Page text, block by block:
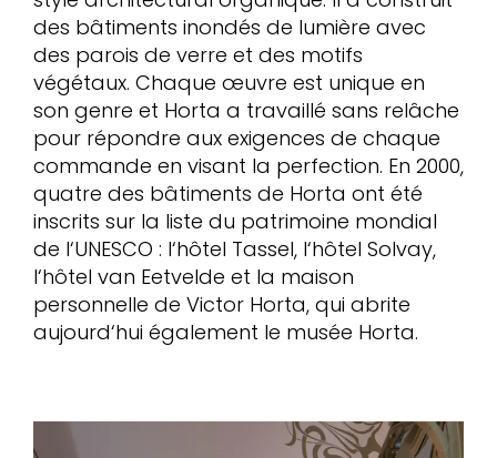
des bâtiments inondés de lumière avec
des parois de verre et des motifs
végétaux. Chaque œuvre est unique en
son genre et Horta a travaillé sans relâche
pour répondre aux exigences de chaque
commande en visant la perfection. En 2000,
quatre des bâtiments de Horta ont été
inscrits sur la liste du patrimoine mondial
de l‘UNESCO : l‘hôtel Tassel, l‘hôtel Solvay,
l‘hôtel van Eetvelde et la maison
personnelle de Victor Horta, qui abrite
aujourd‘hui également le musée Horta.